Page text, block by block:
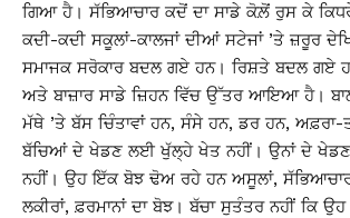
ਗਿਆ ਹੈ। ਸੱਭਿਆਚਾਰ ਕਦੋਂ ਦਾ ਸਾਡੇ ਕੋਲ਼ੋਂ ਰੁਸ ਕੇ
ਕਦੀ-ਕਦੀ ਸਕੂਲਾਂ-ਕਾਲਜਾਂ ਦੀਆਂ ਸਟੇਜਾਂ ’ਤੇ ਜ਼ਰੂਰ
ਸਮਾਜਕ ਸਰੋਕਾਰ ਬਦਲ ਗਏ ਹਨ। ਰਿਸ਼ਤੇ ਬਦਲ ਗਏ
ਅਤੇ ਬਾਜ਼ਾਰ ਸਾਡੇ ਜ਼ਿਹਨ ਵਿੱਚ ਉੱਤਰ ਆਇਆ ਹੈ।
ਮੱਥੇ ’ਤੇ ਬੱਸ ਚਿੰਤਾਵਾਂ ਹਨ, ਸੰਸੇ ਹਨ, ਡਰ ਹਨ, ਅਫ਼ਰਾ-
ਬੱਚਿਆਂ ਦੇ ਖੇਡਣ ਲਈ ਖੁੱਲ੍ਹੇ ਖੇਤ ਨਹੀਂ। ਉਨਾਂ ਦੇ
ਨਹੀਂ। ਉਹ ਇੱਕ ਬੋਝ ਢੋਅ ਰਹੇ ਹਨ ਅਸੂਲਾਂ,
ਲਕੀਰਾਂ, ਫ਼ਰਮਾਨਾਂ ਦਾ ਬੋਝ। ਬੱਚਾ ਸੁਤੰਤਰ ਨਹੀਂ ਕਿ